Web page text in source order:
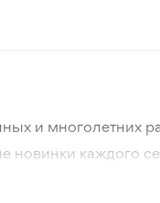
с
для подготовки
условия для
и многолетних
новинки каждого